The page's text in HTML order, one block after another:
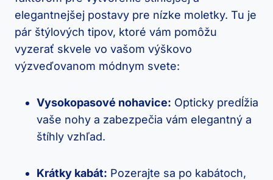
elegantnejšej postavy pre nízke moletky. Tu je
pár štýlových tipov, ktoré vám pomôžu
vyzerať skvele vo vašom výškovo
výzveďovanom módnym svete:
Vysokopasové nohavice: Opticky predĺžia
vaše nohy a zabezpečia vám elegantný a
štíhly vzhľad.
Krátky kabát: Pozerajte sa po kabátoch,